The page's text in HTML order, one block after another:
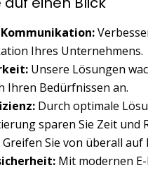
Ihres Unternehmens.
Unsere Lösungen
Ihren Bedürfnissen an.
Durch optimale
sparen Sie Zeit und
Greifen Sie von überall auf
Mit modernen